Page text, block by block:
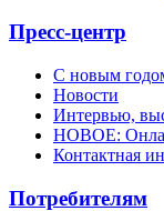
Пресс-центр
С новым
Новости
Интервью,
НОВОЕ:
Контактная
Потребителям